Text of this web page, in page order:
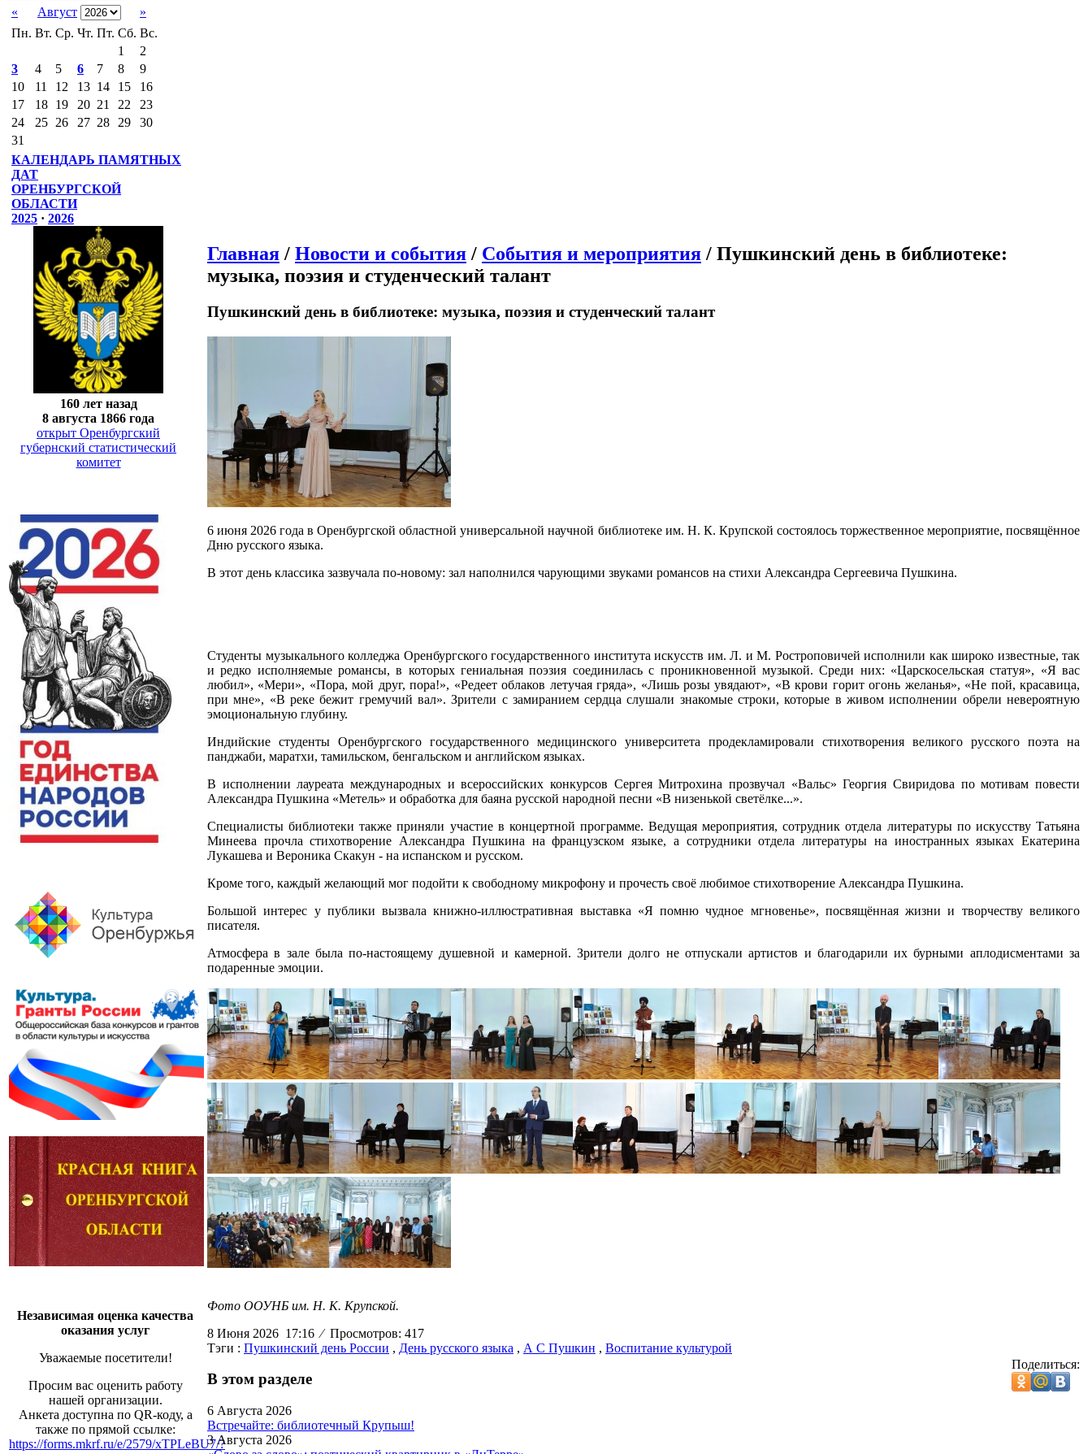
«
Август
»
Пн. Вт. Ср. Чт. Пт. Сб. Вс.
1
2
3
4 5 6 7 8
9
10
11 12 13 14 15
16
17
18 19 20 21 22
23
24
25 26 27 28 29
30
31
КАЛЕНДАРЬ ПАМЯТНЫХ
ДАТ
ОРЕНБУРГСКОЙ
ОБЛАСТИ
2025 · 2026
160 лет назад
8 августа 1866 года
открыт Оренбургский
губернский статистический
комитет
Независимая оценка качества
оказания услуг
Уважаемые посетители!
Просим вас оценить работу
нашей организации.
Анкета доступна по QR-коду, а
также по прямой ссылке:
https://forms.mkrf.ru/e/2579/xTPLeBU7/?
Главная / Новости и события / События и мероприятия / Пушкинский день в библиотеке:
музыка, поэзия и студенческий талант
Пушкинский день в библиотеке: музыка, поэзия и студенческий талант
6 июня 2026 года в Оренбургской областной универсальной научной библиотеке им. Н. К. Крупской состоялось торжественное мероприятие, посвящённое
Дню русского языка.
В этот день классика зазвучала по-новому: зал наполнился чарующими звуками романсов на стихи Александра Сергеевича Пушкина.
Студенты музыкального колледжа Оренбургского государственного института искусств им. Л. и М. Ростроповичей исполнили как широко известные, так
и редко исполняемые романсы, в которых гениальная поэзия соединилась с проникновенной музыкой. Среди них: «Царскосельская статуя», «Я вас
любил», «Мери», «Пора, мой друг, пора!», «Редеет облаков летучая гряда», «Лишь розы увядают», «В крови горит огонь желанья», «Не пой, красавица,
при мне», «В реке бежит гремучий вал». Зрители с замиранием сердца слушали знакомые строки, которые в живом исполнении обрели невероятную
эмоциональную глубину.
Индийские студенты Оренбургского государственного медицинского университета продекламировали стихотворения великого русского поэта на
панджаби, маратхи, тамильском, бенгальском и английском языках.
В исполнении лауреата международных и всероссийских конкурсов Сергея Митрохина прозвучал «Вальс» Георгия Свиридова по мотивам повести
Александра Пушкина «Метель» и обработка для баяна русской народной песни «В низенькой светёлке...».
Специалисты библиотеки также приняли участие в концертной программе. Ведущая мероприятия, сотрудник отдела литературы по искусству Татьяна
Минеева прочла стихотворение Александра Пушкина на французском языке, а сотрудники отдела литературы на иностранных языках Екатерина
Лукашева и Вероника Скакун - на испанском и русском.
Кроме того, каждый желающий мог подойти к свободному микрофону и прочесть своё любимое стихотворение Александра Пушкина.
Большой интерес у публики вызвала книжно-иллюстративная выставка «Я помню чудное мгновенье», посвящённая жизни и творчеству великого
писателя.
Атмосфера в зале была по-настоящему душевной и камерной. Зрители долго не отпускали артистов и благодарили их бурными аплодисментами за
подаренные эмоции.
Фото ООУНБ им. Н. К. Крупской.
8 Июня 2026 17:16⁄Просмотров: 417
Тэги : Пушкинский день России , День русского языка , А С Пушкин , Воспитание культурой
Поделиться:
В этом разделе
6 Августа 2026
Встречайте: библиотечный Крупыш!
3 Августа 2026